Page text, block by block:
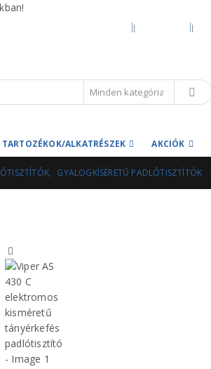
TARTOZÉKOK/ALKATRÉSZEK AKCIÓK
, GYALOGKÍSÉRETŰ PADLÓTISZTÍTÓK